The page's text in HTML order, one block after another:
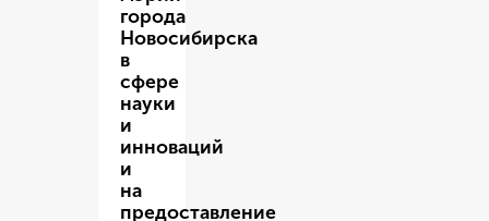
города
Новосибирска
в
сфере
науки
и
инноваций
и
на
предоставление